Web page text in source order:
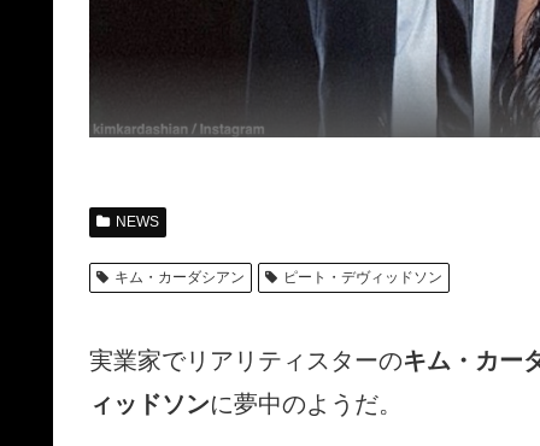
NEWS
キム・カーダシアン ピート・デヴィッドソン
実業家でリアリティスターのキム・カー
ィッドソンに夢中のようだ。